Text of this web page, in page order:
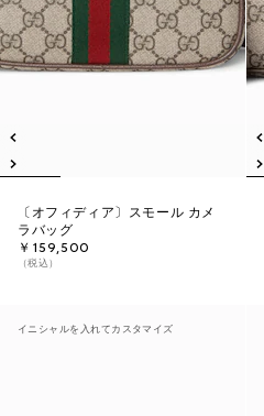
〔オフィディア〕スモール カメ
ラバッグ
￥159,500
（税込）
イニシャルを入れてカスタマイズ